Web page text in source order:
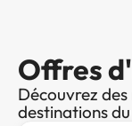
Offres
Découvrez des
destinations